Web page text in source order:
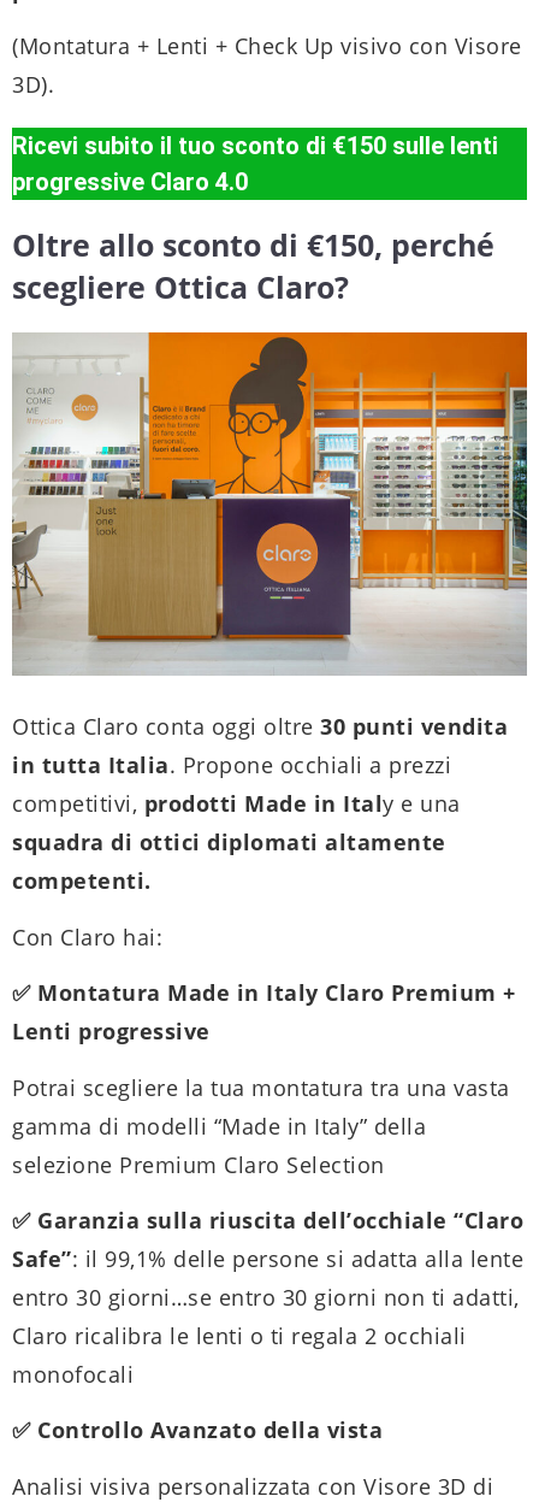
(Montatura + Lenti + Check Up visivo con Visore
3D).
Ricevi subito il tuo sconto di €150 sulle lenti
progressive Claro 4.0
Oltre allo sconto di €150, perché
scegliere Ottica Claro?
Ottica Claro conta oggi oltre 30 punti vendita
in tutta Italia. Propone occhiali a prezzi
competitivi, prodotti Made in Italy e una
squadra di ottici diplomati altamente
competenti.
Con Claro hai:
✅ Montatura Made in Italy Claro Premium +
Lenti progressive
Potrai scegliere la tua montatura tra una vasta
gamma di modelli “Made in Italy” della
selezione Premium Claro Selection
✅ Garanzia sulla riuscita dell’occhiale “Claro
Safe”: il 99,1% delle persone si adatta alla lente
entro 30 giorni…se entro 30 giorni non ti adatti,
Claro ricalibra le lenti o ti regala 2 occhiali
monofocali
✅ Controllo Avanzato della vista
Analisi visiva personalizzata con Visore 3D di